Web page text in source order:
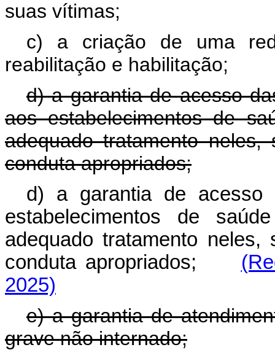
suas vítimas;
c) a criação de uma
reabilitação e habilitação;
d) a garantia de acesso
aos estabelecimentos de
adequado tratamento
conduta apropriados;
d) a garantia de acesso
estabelecimentos de
adequado tratamento
conduta apropriados;
2025)
e) a garantia de
grave não internado;